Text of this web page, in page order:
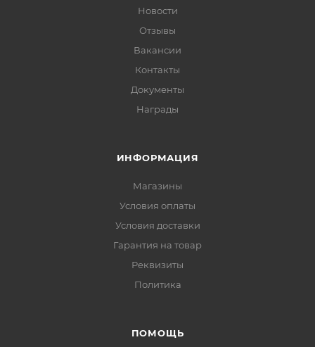
Новости
Отзывы
Вакансии
Контакты
Документы
Награды
ИНФОРМАЦИЯ
Магазины
Условия оплаты
Условия доставки
Гарантия на товар
Реквизиты
Политика
ПОМОЩЬ